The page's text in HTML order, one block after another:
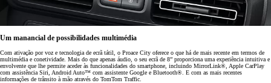
Um manancial de possibilidades multimédia
Com ativação por voz e tecnologia de ecrã tátil, o Proace City oferece o que há de mais recente em termos de
multimédia e conetividade. Mais do que apenas áudio, o seu ecrã de 8” proporciona uma experiência intuitiva e
envolvente que lhe permite aceder às funcionalidades do smartphone, incluindo MirrorLink®, Apple CarPlay
com assistência Siri, Android Auto™ com assistente Google e Bluetooth®. E com as mais recentes
informações de trânsito à mão através do TomTom Traffic.